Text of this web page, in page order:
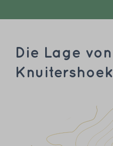
Die Lage von
Knuitershoek